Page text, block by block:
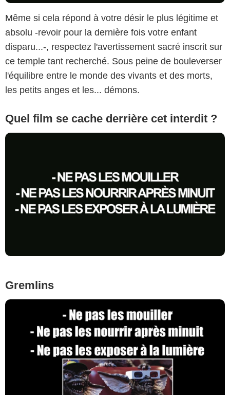
Même si cela répond à votre désir le plus légitime et
absolu -revoir pour la dernière fois votre enfant
disparu...-, respectez l'avertissement sacré inscrit sur
ce temple tant recherché. Sous peine de bouleverser
l'équilibre entre le monde des vivants et des morts,
les petits anges et les... démons.
Quel film se cache derrière cet interdit ?
Gremlins